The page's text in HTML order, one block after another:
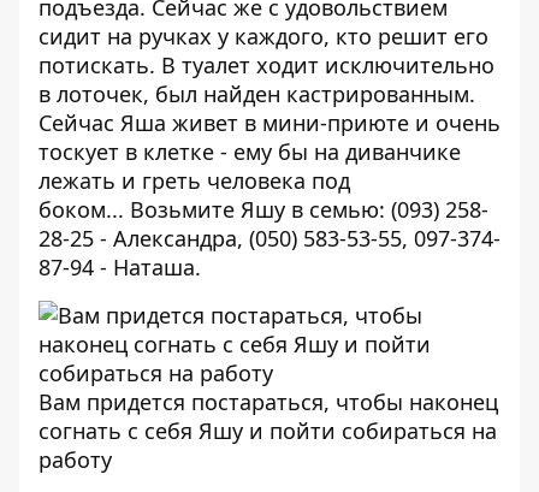
подъезда. Сейчас же с удовольствием
сидит на ручках у каждого, кто решит его
потискать. В туалет ходит исключительно
в лоточек, был найден кастрированным.
Сейчас Яша живет в мини-приюте и очень
тоскует в клетке - ему бы на диванчике
лежать и греть человека под
боком... Возьмите Яшу в семью: (093) 258-
28-25 - Александра, (050) 583-53-55‬, ‭097-374-
87-94‬ - Наташа.
Вам придется постараться, чтобы наконец
согнать с себя Яшу и пойти собираться на
работу